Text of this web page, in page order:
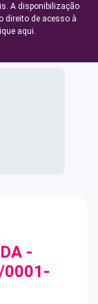
A disponibilização
direito de acesso à
aqui.
-
0001-